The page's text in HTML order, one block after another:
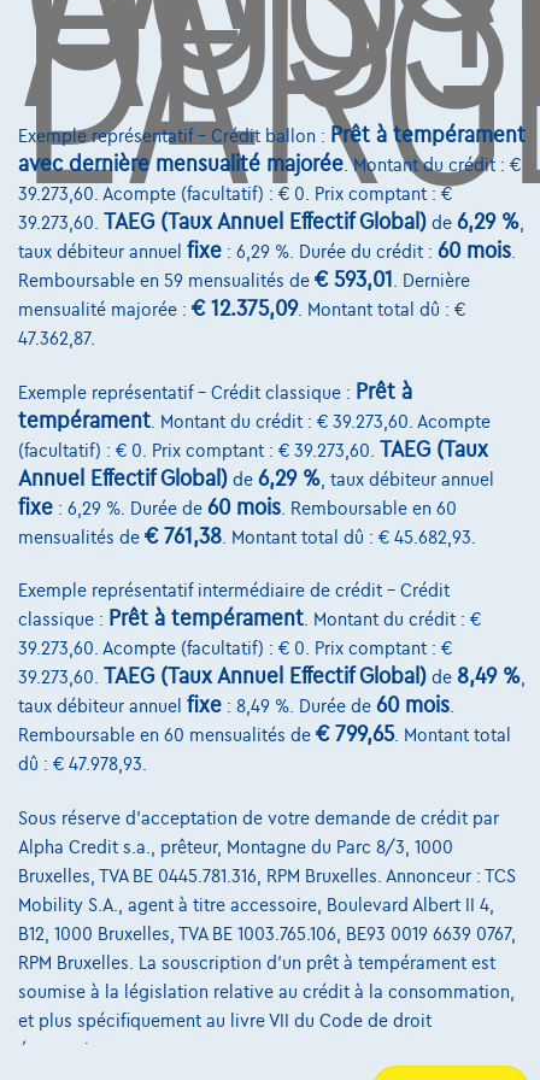
Exemple représentatif – Crédit ballon : Prêt à tempérament
avec dernière mensualité majorée . Montant du crédit : €
39.273,60. Acompte (facultatif) : € 0. Prix comptant : €
39.273,60. TAEG (Taux Annuel Effectif Global) de 6,29 %
taux débiteur annuel fixe : 6,29 %. Durée du crédit : 60 mois
Remboursable en 59 mensualités de € 593,01
. Dernière
mensualité majorée : € 12.375,09. Montant total dû : €
47.362,87.
Exemple représentatif – Crédit classique : Prêt à
tempérament . Montant du crédit : € 39.273,60. Acompte
(facultatif) : € 0. Prix comptant : € 39.273,60. TAEG (Taux
Annuel Effectif Global) de 6,29 % , taux débiteur annuel
fixe : 6,29 %. Durée de 60 mois . Remboursable en 60
mensualités de € 761,38 . Montant total dû : € 45.682,93.
Exemple représentatif intermédiaire de crédit – Crédit
classique : Prêt à tempérament. Montant du crédit : €
39.273,60. Acompte (facultatif) : € 0. Prix comptant : €
39.273,60.
TAEG (Taux Annuel Effectif Global) de 8,49 %,
taux débiteur annuel fixe : 8,49 %. Durée de 60 mois.
Remboursable en 60 mensualités de € 799,65. Montant total
dû : € 47.978,93.
Sous réserve d'acceptation de votre demande de crédit par
Alpha Credit s.a., prêteur, Montagne du Parc 8/3, 1000
Bruxelles, TVA BE 0445.781.316, RPM Bruxelles. Annonceur : TCS
Mobility S.A., agent à titre accessoire, Boulevard Albert II 4,
B12, 1000 Bruxelles, TVA BE 1003.765.106, BE93 0019 6639 0767,
RPM Bruxelles. La souscription d'un prêt à tempérament est
soumise à la législation relative au crédit à la consommation,
et plus spécifiquement au livre VII du Code de droit
économique.
Financement
Assurance auto
Sur Nous
Devenez client
Qui nous sommes
Charte de qualité
Nos partenaires
Notre équipe
Contact
@2024 TCS Mobility SA/NV Copyright
Conditions Générales
Protection Des Données
Politique Des Cookies
Charte de qualité
Site Map
Login